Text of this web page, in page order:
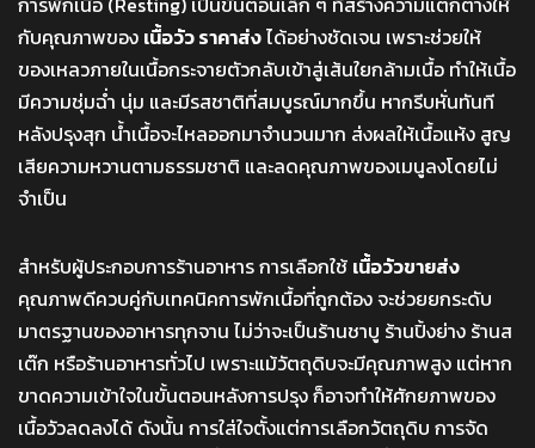
กับคุณภาพของ เนื้อวัว ราคาส่งได้อย่างชัดเจน เพราะช่วยให้
ของเหลวภายในเนื้อกระจายตัวกลับเข้าสู่เส้นใยกล้ามเนื้อ ทำให้เนื้อ
มีความชุ่มฉ่ำ นุ่ม และมีรสชาติที่สมบูรณ์มากขึ้น หากรีบหั่นทันที
หลังปรุงสุก น้ำเนื้อจะไหลออกมาจำนวนมาก ส่งผลให้เนื้อแห้ง สูญ
เสียความหวานตามธรรมชาติ และลดคุณภาพของเมนูลงโดยไม่
จำเป็น
สำหรับผู้ประกอบการร้านอาหาร การเลือกใช้ เนื้อวัวขายส่ง
คุณภาพดีควบคู่กับเทคนิคการพักเนื้อที่ถูกต้อง จะช่วยยกระดับ
มาตรฐานของอาหารทุกจาน ไม่ว่าจะเป็นร้านชาบู ร้านปิ้งย่าง ร้านส
เต๊ก หรือร้านอาหารทั่วไป เพราะแม้วัตถุดิบจะมีคุณภาพสูง แต่หาก
ขาดความเข้าใจในขั้นตอนหลังการปรุง ก็อาจทำให้ศักยภาพของ
เนื้อวัวลดลงได้ ดังนั้น การใส่ใจตั้งแต่การเลือกวัตถุดิบ การจัด